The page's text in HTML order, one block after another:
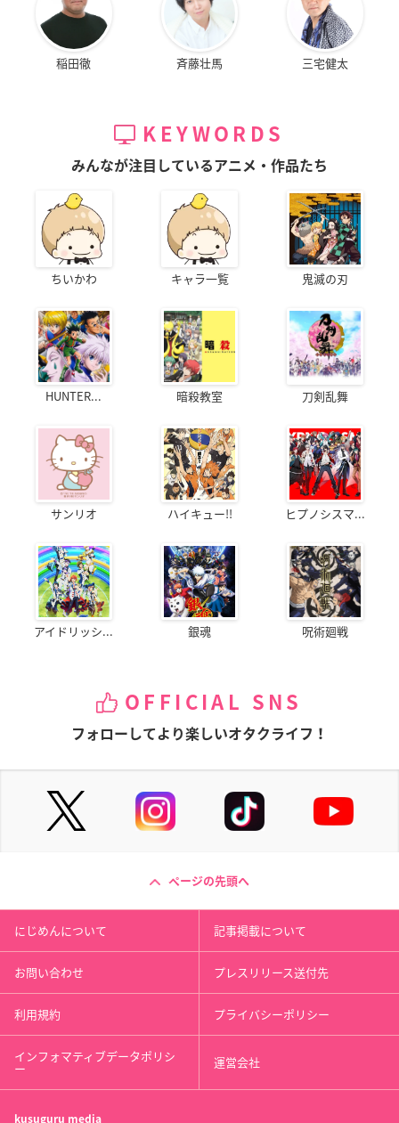
稲田徹 斉藤壮馬 三宅健太
KEYWORDS
みんなが注目しているアニメ・作品たち
ちいかわ キャラ一覧 鬼滅の刃
HUNTER... 暗殺教室 刀剣乱舞
サンリオ ハイキュー!! ヒプノシスマ...
アイドリッシ... 銀魂 呪術廻戦
OFFICIAL SNS
フォローしてより楽しいオタクライフ！
ページの先頭へ
にじめんについて 記事掲載について
お問い合わせ プレスリリース送付先
利用規約 プライバシーポリシー
インフォマティブデータポリシ
ー 運営会社
kusuguru media